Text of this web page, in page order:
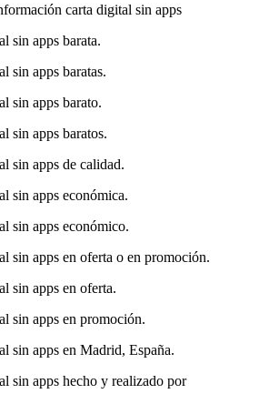
carta digital sin apps
sin apps barata.
sin apps baratas.
sin apps barato.
sin apps baratos.
sin apps de calidad.
sin apps económica.
sin apps económico.
sin apps en oferta o en promoción.
sin apps en oferta.
sin apps en promoción.
sin apps en Madrid, España.
sin apps hecho y realizado por